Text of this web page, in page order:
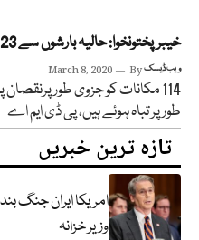
خیبرپختونخوا: حالیہ بارشوں سے 23 افراد جاں بحق اور 54 زخمی
March 8, 2020 Byویب ڈیسک
طور پر تباہ ہوئے ہیں، پی ڈی ایم اے
تازہ ترین خبریں
امریکا ایران جنگ
وزیر خزانہ